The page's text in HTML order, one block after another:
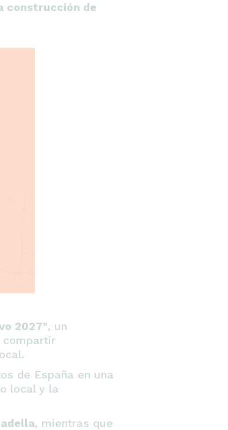
construcción de
2027", un
compartir
de España en una
local y la
, mientras que